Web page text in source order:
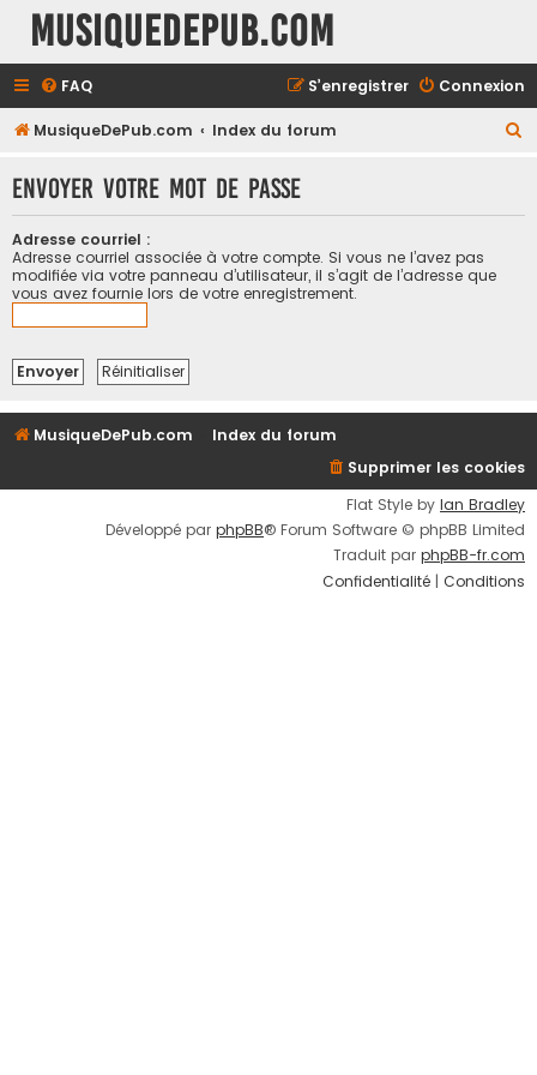
MusiqueDePub.com
FAQ Connexion
S’enregistrer
MusiqueDePub.com Index du forum
h
r
Envoyer votre mot de passe
Adresse courriel :
Adresse courriel associée à votre compte. Si vous ne l’avez pas
modifiée via votre panneau d’utilisateur, il s’agit de l’adresse que
vous avez fournie lors de votre enregistrement.
MusiqueDePub.com
Index du forum
Supprimer les cookies
Flat Style by Ian Bradley
Développé par phpBB® Forum Software © phpBB Limited
Traduit par phpBB-fr.com
Confidentialité | Conditions